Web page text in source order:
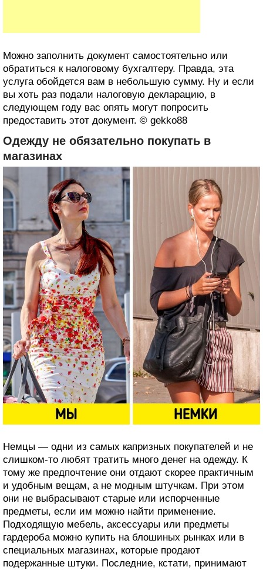
Можно заполнить документ самостоятельно или
обратиться к налоговому бухгалтеру. Правда, эта
услуга обойдется вам в небольшую сумму. Ну и если
вы хоть раз подали налоговую декларацию, в
следующем году вас опять могут попросить
предоставить этот документ. © gekko88
Одежду не обязательно покупать в
магазинах
Немцы — одни из самых капризных покупателей и не
слишком-то любят тратить много денег на одежду. К
тому же предпочтение они отдают скорее практичным
и удобным вещам, а не модным штучкам. При этом
они не выбрасывают старые или испорченные
предметы, если им можно найти применение.
Подходящую мебель, аксессуары или предметы
гардероба можно купить на блошиных рынках или в
специальных магазинах, которые продают
подержанные штуки. Последние, кстати, принимают